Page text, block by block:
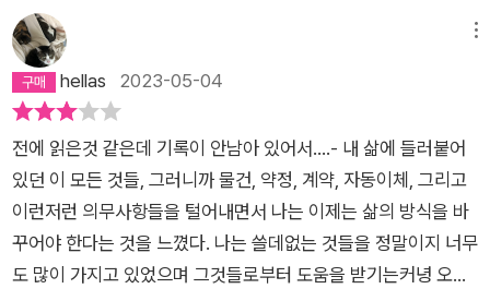
상황에 처했을때슬그머니 나타나 해결해주는 다정한 마을 사람
들과마치 그리스 같기도 한 아름다운 풍경과 유적들이 있는 곳 시
칠리아...후라이팬과 올리브오일, 후추단골 해산물가게에서 공수
소박한 살림 마저 부러웠던 글을 읽으며점심시간이 살짝 지나서
인지책에서도 올리브오일에 마늘 볶는 냄새가 나는 것만 같고 배
가 고파오네...꿀꺽~아무래도 조만간 알리오올리오 잘하는 곳에
다녀오거나그것도 여의치 않은 냉동실 어딘가에 있을 조개를 구
출해 만들어 보는걸로... ^^;'내 안의 어린 예술가는 어디로'이렇게
hellas 2023-05-04
전에 읽은것 같은데 기록이 안남아 있어서....- 내 삶에 들러붙어
있던 이 모든 것들, 그러니까 물건, 약정, 계약, 자동이체, 그리고
이런저런 의무사항들을 털어내면서 나는 이제는 삶의 방식을 바
꾸어야 한다는 것을 느꼈다. 나는 쓸데없는 것들을 정말이지 너무
도 많이 가지고 있었으며 그것들로부터 도움을 받기는커녕 오히